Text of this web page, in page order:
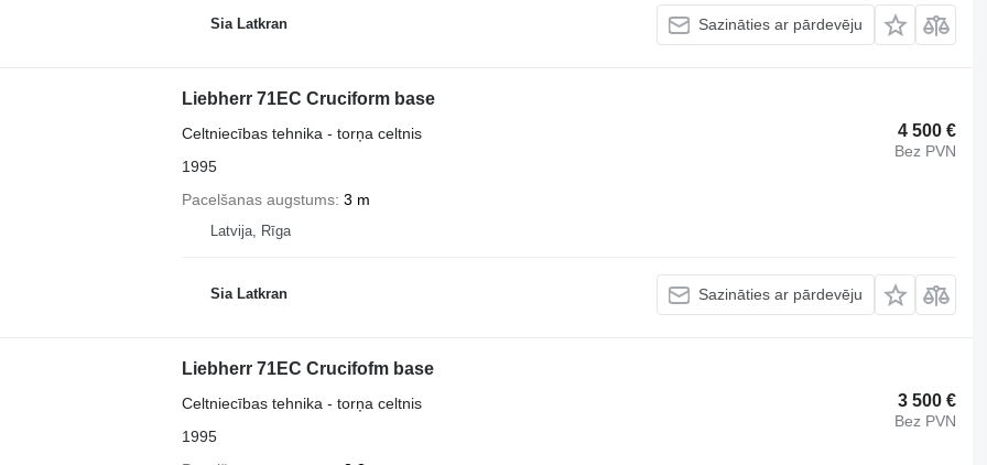
Sia Latkran Sazināties ar pārdevēju
Liebherr 71EC Cruciform base
4 500 €
Bez PVN
Celtniecības tehnika - torņa celtnis
1995
Pacelšanas augstums 3 m
Latvija, Rīga
Sia Latkran Sazināties ar pārdevēju
Liebherr 71EC Crucifofm base
3 500 €
Bez PVN
Celtniecības tehnika - torņa celtnis
1995